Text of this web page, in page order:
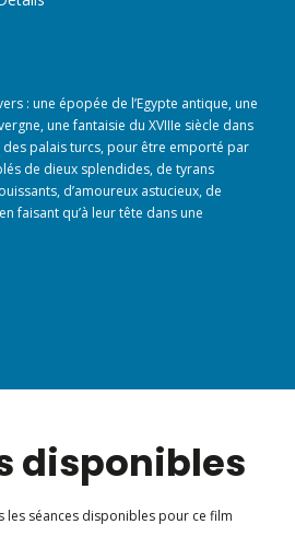
: une épopée de l’Egypte antique, une
une fantaisie du XVIIIe siècle dans
palais turcs, pour être emporté par
de dieux splendides, de tyrans
d’amoureux astucieux, de
faisant qu’à leur tête dans une
disponibles
les séances disponibles pour ce film